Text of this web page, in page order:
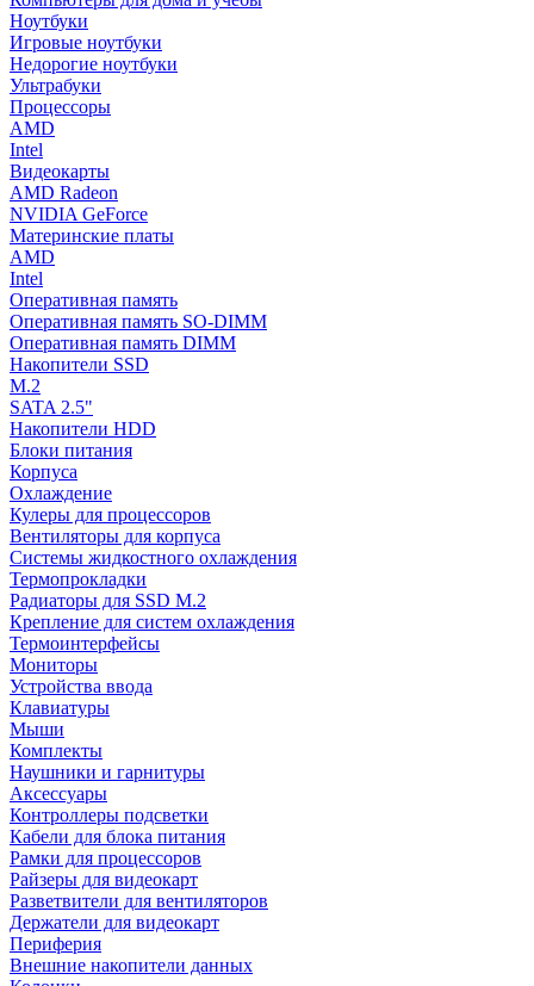
Ноутбуки
Игровые ноутбуки
Недорогие ноутбуки
Ультрабуки
Процессоры
AMD
Intel
Видеокарты
AMD Radeon
NVIDIA GeForce
Материнские платы
AMD
Intel
Оперативная память
Оперативная память SO-DIMM
Оперативная память DIMM
Накопители SSD
M.2
SATA 2.5"
Накопители HDD
Блоки питания
Корпуса
Охлаждение
Кулеры для процессоров
Вентиляторы для корпуса
Системы жидкостного охлаждения
Термопрокладки
Радиаторы для SSD M.2
Крепление для систем охлаждения
Термоинтерфейсы
Мониторы
Устройства ввода
Клавиатуры
Мыши
Комплекты
Наушники и гарнитуры
Аксессуары
Контроллеры подсветки
Кабели для блока питания
Рамки для процессоров
Райзеры для видеокарт
Разветвители для вентиляторов
Держатели для видеокарт
Периферия
Внешние накопители данных